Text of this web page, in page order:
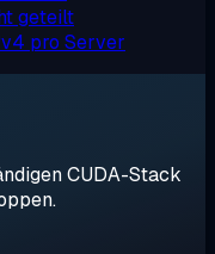
geteilt
pro Server
CUDA-Stack